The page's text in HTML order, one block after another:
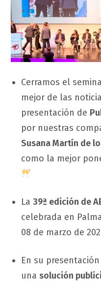
Cerramos el
mejor de las
presentación de
por nuestras
Susana Martín de
como la mejor
La 39ª edición de
celebrada en
08 de marzo de
En su
una solución